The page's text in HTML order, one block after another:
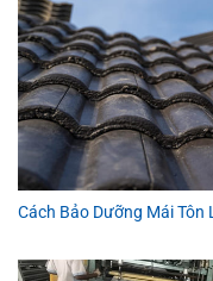
Cách Bảo Dưỡng Mái Tôn